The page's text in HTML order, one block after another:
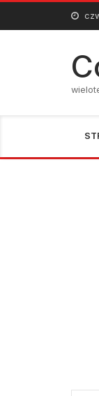
Skip
content